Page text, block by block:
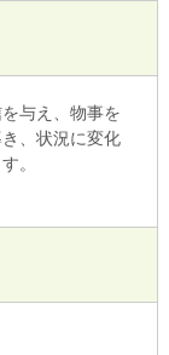
与え、物事を
、状況に変化
。